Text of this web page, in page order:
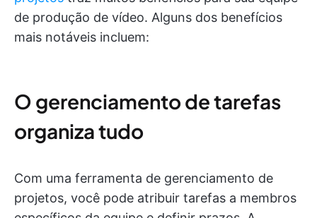
de produção de vídeo. Alguns dos benefícios
mais notáveis incluem:
O gerenciamento de tarefas
organiza tudo
Com uma ferramenta de gerenciamento de
projetos, você pode atribuir tarefas a membros